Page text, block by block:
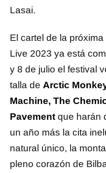
Lasai.
El cartel de la
Live 2023 ya está
y 8 de julio el festival
talla de Arctic
Machine, The
Pavement que harán
un año más la cita
natural único, la
pleno corazón de